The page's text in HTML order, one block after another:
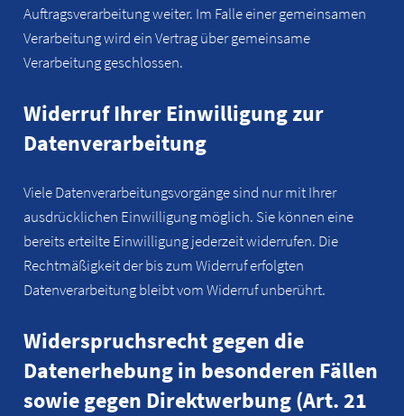
Auftragsverarbeitung weiter. Im Falle einer gemeinsamen
Verarbeitung wird ein Vertrag über gemeinsame
Verarbeitung geschlossen.
Widerruf Ihrer Einwilligung zur
Datenverarbeitung
Viele Datenverarbeitungsvorgänge sind nur mit Ihrer
ausdrücklichen Einwilligung möglich. Sie können eine
bereits erteilte Einwilligung jederzeit widerrufen. Die
Rechtmäßigkeit der bis zum Widerruf erfolgten
Datenverarbeitung bleibt vom Widerruf unberührt.
Widerspruchsrecht gegen die
Datenerhebung in besonderen Fällen
sowie gegen Direktwerbung (Art. 21